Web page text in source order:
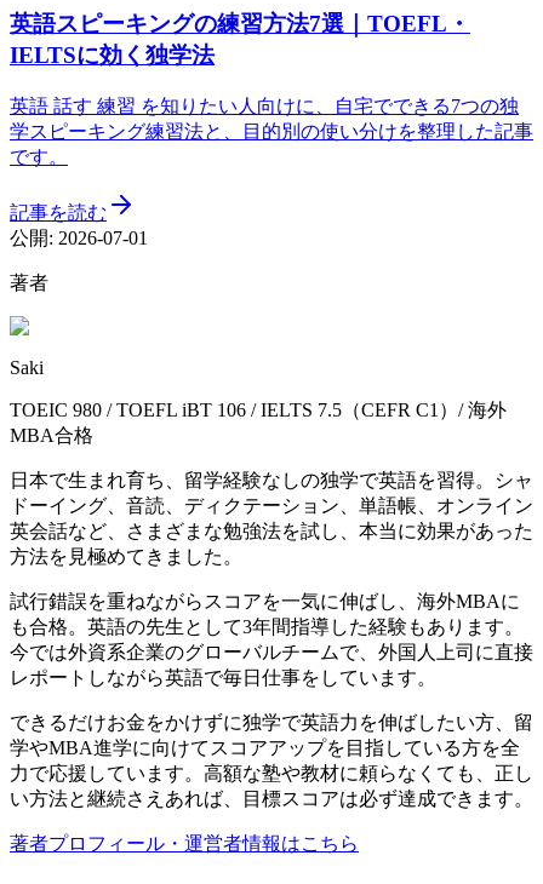
英語スピーキングの練習方法7選｜TOEFL・
IELTSに効く独学法
英語 話す 練習 を知りたい人向けに、自宅でできる7つの独
学スピーキング練習法と、目的別の使い分けを整理した記事
です。
記事を読む
公開: 2026-07-01
著者
Saki
TOEIC 980 / TOEFL iBT 106 / IELTS 7.5（CEFR C1）/ 海外
MBA合格
日本で生まれ育ち、留学経験なしの独学で英語を習得。シャ
ドーイング、音読、ディクテーション、単語帳、オンライン
英会話など、さまざまな勉強法を試し、本当に効果があった
方法を見極めてきました。
試行錯誤を重ねながらスコアを一気に伸ばし、海外MBAに
も合格。英語の先生として3年間指導した経験もあります。
今では外資系企業のグローバルチームで、外国人上司に直接
レポートしながら英語で毎日仕事をしています。
できるだけお金をかけずに独学で英語力を伸ばしたい方、留
学やMBA進学に向けてスコアアップを目指している方を全
力で応援しています。高額な塾や教材に頼らなくても、正し
い方法と継続さえあれば、目標スコアは必ず達成できます。
著者プロフィール・運営者情報はこちら